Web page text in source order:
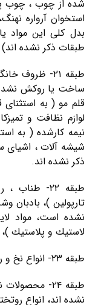
شده از چوب ، چوب
استخوان آرواره
بدل كلی این مواد
طبقات ذكر نشده
طبقه ۲۱- ظروف
ساخت یا روكش نشده
قلم مو ( به
لوازم نظافت و
نیمه كارشده ( به
شیشه آلات ، اشیای
ذكر نشده اند.
طبقه ۲۲-
تارپولین )، بادبان
نشده است، مواد
لاستیك و پلاستیك
طبقه ۲۳- انواع نخ و رشته برای مصارف پارچه بافی و نساجی .
طبقه ۲۴-
نشده اند، انواع